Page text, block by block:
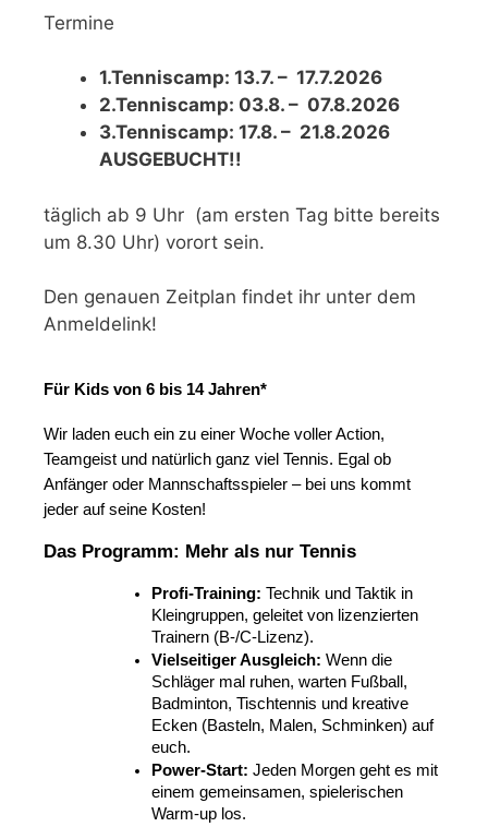
Termine
1.Tenniscamp: 13.7. – 17.7.2026
2.Tenniscamp: 03.8. – 07.8.2026
3.Tenniscamp: 17.8. – 21.8.2026
AUSGEBUCHT!!
täglich ab 9 Uhr (am ersten Tag bitte bereits
um 8.30 Uhr) vorort sein.
Den genauen Zeitplan findet ihr unter dem
Anmeldelink!
Für Kids von 6 bis 14 Jahren*
Wir laden euch ein zu einer Woche voller Action,
Teamgeist und natürlich ganz viel Tennis. Egal ob
Anfänger oder Mannschaftsspieler – bei uns kommt
jeder auf seine Kosten!
Das Programm: Mehr als nur Tennis
Profi-Training: Technik und Taktik in
Kleingruppen, geleitet von lizenzierten
Trainern (B-/C-Lizenz).
Vielseitiger Ausgleich: Wenn die
Schläger mal ruhen, warten Fußball,
Badminton, Tischtennis und kreative
Ecken (Basteln, Malen, Schminken) auf
euch.
Power-Start: Jeden Morgen geht es mit
einem gemeinsamen, spielerischen
Warm-up los.